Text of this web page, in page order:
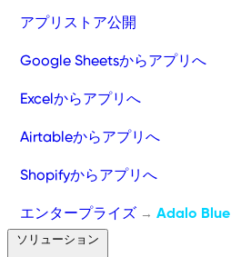
アプリストア公開
Google Sheetsからアプリへ
Excelからアプリへ
Airtableからアプリへ
Shopifyからアプリへ
エンタープライズ → Adalo Blue